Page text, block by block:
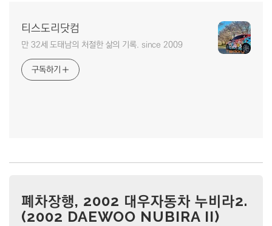
티스도리닷컴
만 32세 도태남의 처절한 삶의 기록. since 2009
구독하기
폐차장행, 2002 대우자동차 누비라2.
(2002 DAEWOO NUBIRA II)